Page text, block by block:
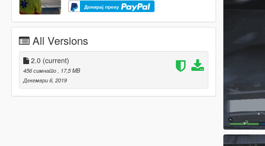
Донирај преку
All Versions
2.0 (current)
456 симнато
, 17,5 MB
Декември 6, 2019